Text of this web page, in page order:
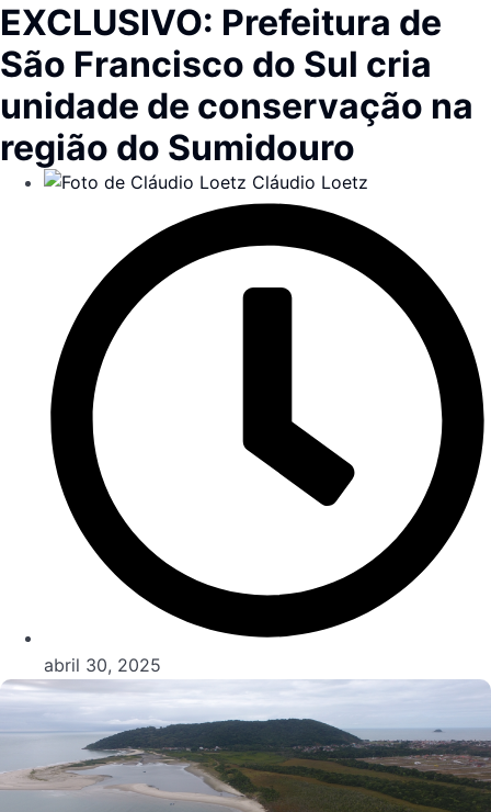
EXCLUSIVO: Prefeitura de
São Francisco do Sul cria
unidade de conservação na
região do Sumidouro
Cláudio Loetz
abril 30, 2025